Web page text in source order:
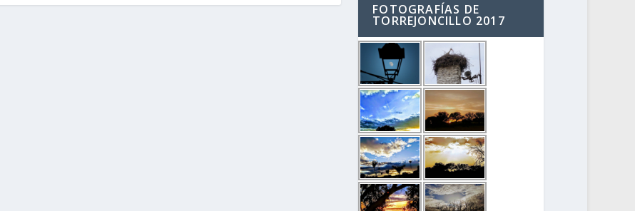
FOTOGRAFÍAS DE
TORREJONCILLO 2017